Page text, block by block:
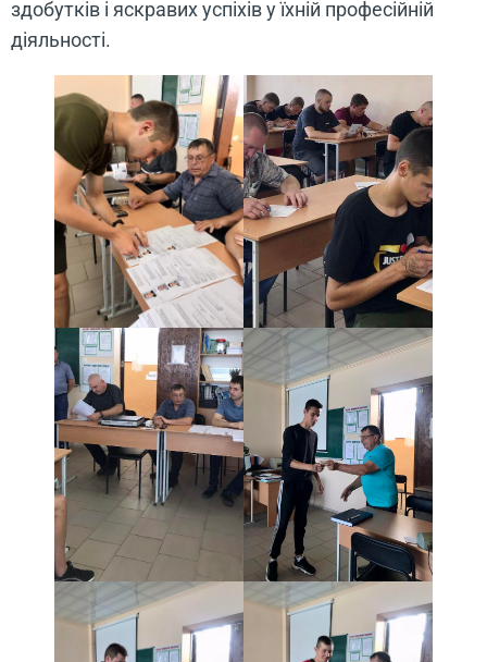
здобутків і яскравих успіхів у їхній професійній
діяльності.